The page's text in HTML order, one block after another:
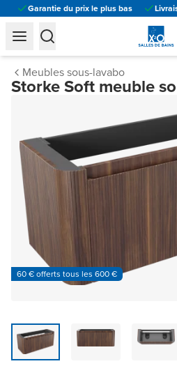
Garantie du prix le plus bas
Meubles sous-lavabo
Storke Soft meuble
60 € offerts tous les 600 €